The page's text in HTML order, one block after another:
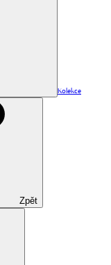
Kolekce
Zpět